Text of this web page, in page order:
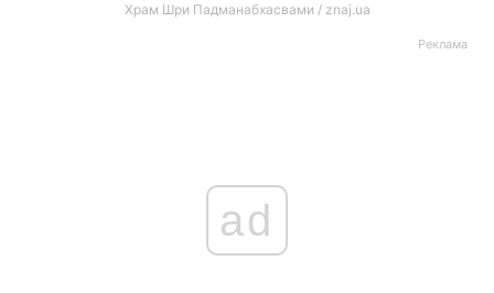
Храм Шри Падманабхасвами / znaj.ua
Реклама
ad